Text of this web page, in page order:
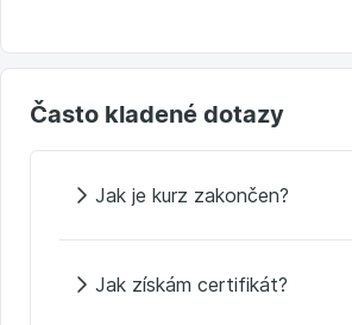
Často kladené dotazy
Jak je kurz zakončen?
Jak získám certifikát?